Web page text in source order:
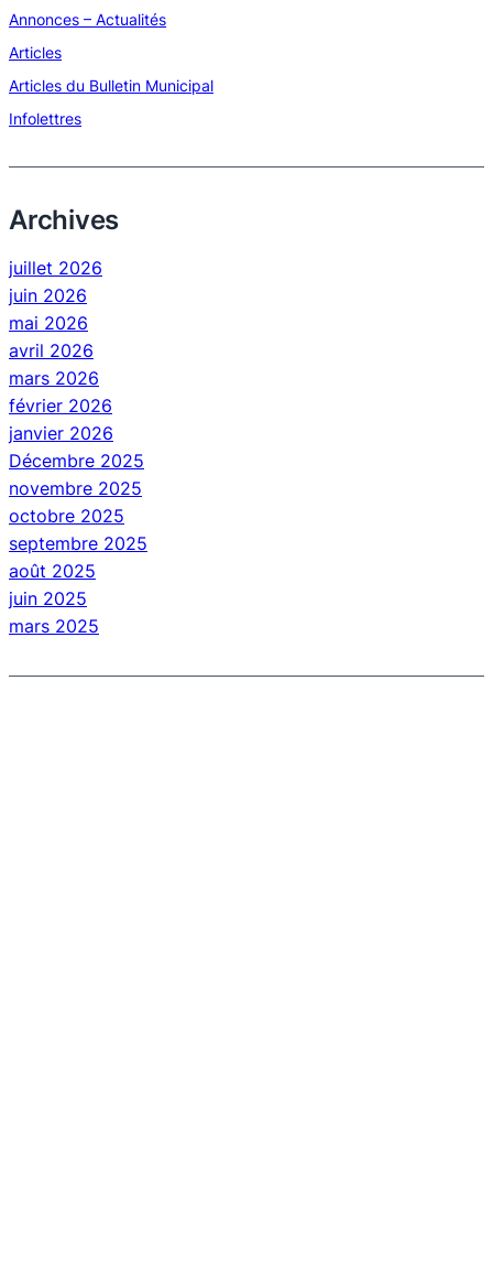
Annonces – Actualités
Articles
Articles du Bulletin Municipal
Infolettres
Archives
juillet 2026
juin 2026
mai 2026
avril 2026
mars 2026
février 2026
janvier 2026
Décembre 2025
novembre 2025
octobre 2025
septembre 2025
août 2025
juin 2025
mars 2025